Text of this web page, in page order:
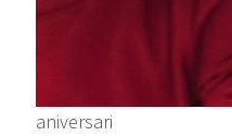
aniversari